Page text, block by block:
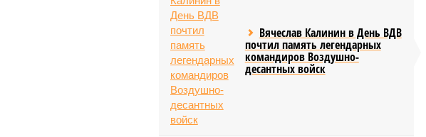
Вячеслав Калинин в День ВДВ
почтил память легендарных
командиров Воздушно-
десантных войск